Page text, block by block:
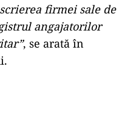
firmei sale de
angajatorilor
, se arată în